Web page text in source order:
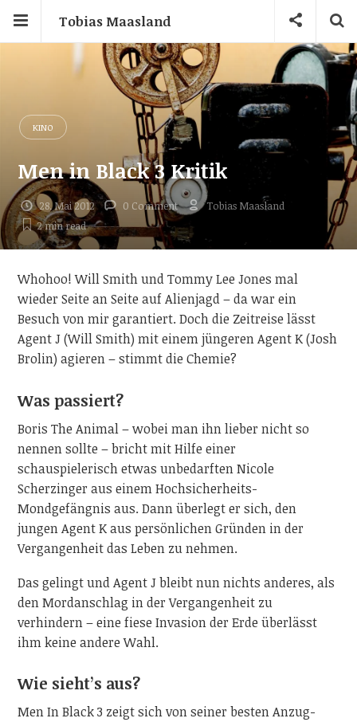
Tobias Maasland
KINO
Men in Black 3 Kritik
28. Mai 2012 0 Comment
Tobias Maasland
2 minread
Whohoo! Will Smith und Tommy Lee Jones mal
wieder Seite an Seite auf Alienjagd – da war ein
Besuch von mir garantiert. Doch die Zeitreise lässt
Agent J (Will Smith) mit einem jüngeren Agent K (Josh
Brolin) agieren – stimmt die Chemie?
Was passiert?
Boris The Animal – wobei man ihn lieber nicht so
nennen sollte – bricht mit Hilfe einer
schauspielerisch etwas unbedarften Nicole
Scherzinger aus einem Hochsicherheits-
Mondgefängnis aus. Dann überlegt er sich, den
jungen Agent K aus persönlichen Gründen in der
Vergangenheit das Leben zu nehmen.
Das gelingt und Agent J bleibt nun nichts anderes, als
den Mordanschlag in der Vergangenheit zu
verhindern – eine fiese Invasion der Erde überlässt
ihm keine andere Wahl.
Wie sieht’s aus?
Men In Black 3 zeigt sich von seiner besten Anzug-